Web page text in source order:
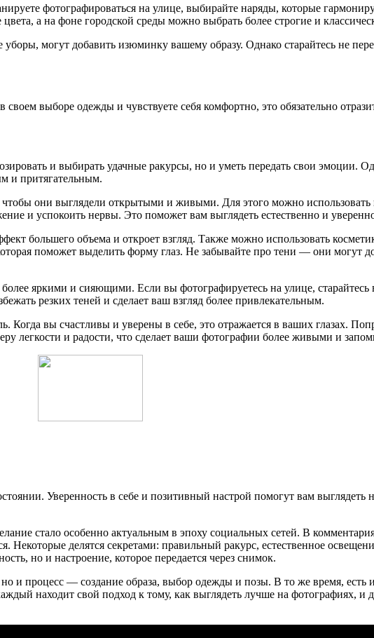
фотографироваться на улице, выбирайте наряды, которые
а на фоне городской среды можно выбрать более строгие и
могут добавить изюминку вашему образу. Однако старайтесь не
выборе одежды и чувствуете себя комфортно, это обязательно
и выбирать удачные ракурсы, но и уметь передать свои эмоции.
и притягательным.
чтобы они выглядели открытыми и живыми. Для этого можно
и успокоить нервы. Это поможет вам выглядеть естественно и
большего объема и откроет взгляд. Также можно использовать
поможет выделить форму глаз. Не забывайте про тени — они могут
яркими и сияющими. Если вы фотографируетесь на улице, старайтесь
резких теней и сделает ваш взгляд более привлекательным.
вы счастливы и уверены в себе, это отражается в ваших глазах.
легкости и радости, что сделает ваши фотографии более живыми и
Уверенность в себе и позитивный настрой помогут вам выглядеть
стало особенно актуальным в эпоху социальных сетей. В
делятся секретами: правильный ракурс, естественное
но и настроение, которое передается через снимок.
и процесс — создание образа, выбор одежды и позы. В то же время, есть и
находит свой подход к тому, как выглядеть лучше на фотографиях, и